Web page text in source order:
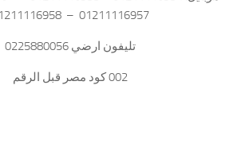
01211116957 – 01211116958
تليفون ارضي 0225880056
002 كود مصر قبل الرقم